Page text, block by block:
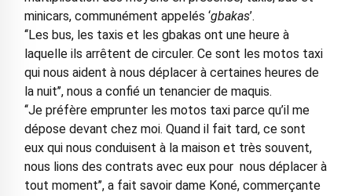
minicars, communément appelés ‘gbakas’.
‘‘Les bus, les taxis et les gbakas ont une heure à
laquelle ils arrêtent de circuler. Ce sont les motos taxi
qui nous aident à nous déplacer à certaines heures de
la nuit’’, nous a confié un tenancier de maquis.
‘‘Je préfère emprunter les motos taxi parce qu’il me
dépose devant chez moi. Quand il fait tard, ce sont
eux qui nous conduisent à la maison et très souvent,
nous lions des contrats avec eux pour nous déplacer à
tout moment’’, a fait savoir dame Koné, commerçante